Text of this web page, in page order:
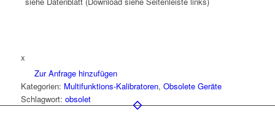
x
Zur Anfrage hinzufügen
Kategorien: Multifunktions-Kalibratoren, Obsolete Geräte
Schlagwort: obsolet